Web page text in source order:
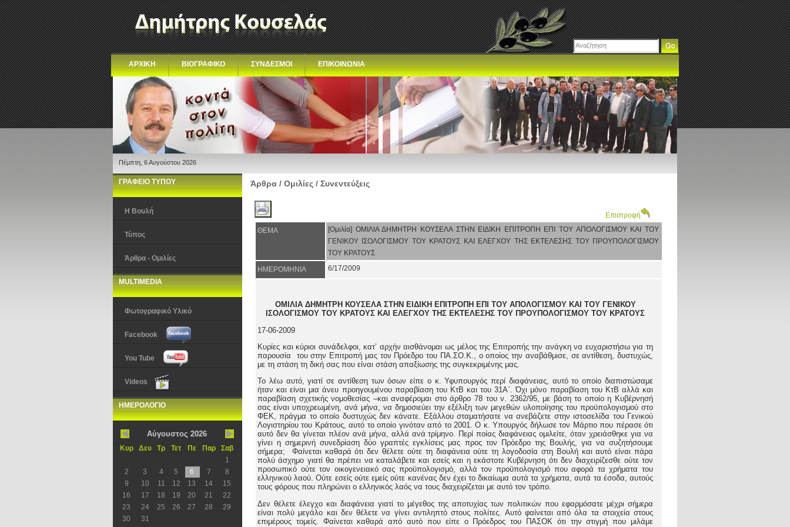
ΑΡΧΙΚΗ ΒΙΟΓΡΑΦΙΚΟ ΣΥΝΔΕΣΜΟΙ ΕΠΙΚΟΙΝΩΝΙΑ
Πέμπτη, 6 Αυγούστου 2026
ΓΡΑΦΕΙΟ ΤΥΠΟΥ
Η Βουλή
Τύπος
Άρθρα - Ομιλίες
MULTIMEDIA
Φωτογραφικό Υλικό
Facebook
You Tube
Videos
ΗΜΕΡΟΛΟΓΙΟ
Αύγουστος 2026
Κυρ Δευ Τρ Τετ Πε Παρ
Σαβ
1
2
3 4 5 6 7
8
9
10 11 12 13 14
15
16
17 18 19 20 21
22
23
24 25 26 27 28
29
30
31
Άρθρα / Ομιλίες / Συνεντεύξεις
Επιστροφή
ΘΕΜΑ
[Ομιλία] ΟΜΙΛΙΑ ΔΗΜΗΤΡΗ ΚΟΥΣΕΛΑ ΣΤΗΝ ΕΙΔΙΚΗ ΕΠΙΤΡΟΠΗ ΕΠΙ ΤΟΥ ΑΠΟΛΟΓΙΣΜΟΥ ΚΑΙ ΤΟΥ
ΓΕΝΙΚΟΥ ΙΣΟΛΟΓΙΣΜΟΥ ΤΟΥ ΚΡΑΤΟΥΣ ΚΑΙ ΕΛΕΓΧΟΥ ΤΗΣ ΕΚΤΕΛΕΣΗΣ ΤΟΥ ΠΡΟΥΠΟΛΟΓΙΣΜΟΥ
ΤΟΥ ΚΡΑΤΟΥΣ
ΗΜΕΡΟΜΗΝΙΑ
6/17/2009
ΟΜΙΛΙΑ ΔΗΜΗΤΡΗ ΚΟΥΣΕΛΑ ΣΤΗΝ ΕΙΔΙΚΗ ΕΠΙΤΡΟΠΗ ΕΠΙ ΤΟΥ ΑΠΟΛΟΓΙΣΜΟΥ ΚΑΙ ΤΟΥ ΓΕΝΙΚΟΥ
ΙΣΟΛΟΓΙΣΜΟΥ ΤΟΥ ΚΡΑΤΟΥΣ ΚΑΙ ΕΛΕΓΧΟΥ ΤΗΣ ΕΚΤΕΛΕΣΗΣ ΤΟΥ ΠΡΟΥΠΟΛΟΓΙΣΜΟΥ ΤΟΥ ΚΡΑΤΟΥΣ
17-06-2009
Κυρίες και κύριοι συνάδελφοι, κατ’ αρχήν αισθάνομαι ως μέλος της Επιτροπής την ανάγκη να ευχαριστήσω για τη
παρουσία
του στην Επιτροπή μας τον Πρόεδρο του ΠΑ.ΣΟ.Κ., ο οποίος την αναβάθμισε, σε αντίθεση, δυστυχώς,
με τη στάση τη δική σας που είναι στάση απαξίωσης της συγκεκριμένης μας.
Το λέω αυτό, γιατί σε αντίθεση των όσων είπε ο κ. Υφυπουργός περί διαφάνειας, αυτό το οποίο διαπιστώσαμε
ήταν και είναι μια άνευ προηγουμένου παραβίαση του ΚτΒ και του 31Α΄. Όχι μόνο παραβίαση του ΚτΒ αλλά και
παραβίαση σχετικής νομοθεσίας –και αναφέρομαι στο άρθρο 78 του ν. 2362/95, με βάση το οποίο η Κυβέρνησή
σας είναι υποχρεωμένη, ανά μήνα, να δημοσιεύει την εξέλιξη των μεγεθών υλοποίησης του προϋπολογισμού στο
ΦΕΚ, πράγμα το οποίο δυστυχώς δεν κάνατε. Εξάλλου σταματήσατε να ανεβάζετε στην ιστοσελίδα του Γενικού
Λογιστηρίου του Κράτους, αυτό το οποίο γινόταν από το 2001. Ο κ. Υπουργός δήλωσε τον Μάρτιο που πέρασε ότι
αυτό δεν θα γίνεται πλέον ανά μήνα, αλλά ανά τρίμηνο. Περί ποίας διαφάνειας ομιλείτε, όταν χρειάσθηκε για να
γίνει η σημερινή συνεδρίαση δύο γραπτές εγκλίσεις μας προς τον Πρόεδρο της Βουλής, για να συζητήσουμε
σήμερα;
Φαίνεται καθαρά ότι δεν θέλετε ούτε τη διαφάνεια ούτε τη λογοδοσία στη Βουλή και αυτό είναι πάρα
πολύ άσχημο γιατί θα πρέπει να καταλάβετε και εσείς και η εκάστοτε Κυβέρνηση ότι δεν διαχειρίζεσθε ούτε τον
προσωπικό ούτε τον οικογενειακό σας προϋπολογισμό, αλλά τον προϋπολογισμό που αφορά τα χρήματα του
ελληνικού λαού. Ούτε εσείς ούτε εμείς ούτε κανένας δεν έχει το δικαίωμα αυτά τα χρήματα, αυτά τα έσοδα, αυτούς
τους φόρους που πληρώνει ο ελληνικός λαός να τους διαχειρίζεται με αυτό τον τρόπο.
Δεν θέλετε έλεγχο και διαφάνεια γιατί το μέγεθος της αποτυχίας των πολιτικών που εφαρμόσατε μέχρι σήμερα
είναι πολύ μεγάλο και δεν θέλετε να γίνει αντιληπτό στους πολίτες. Αυτό φαίνεται από όλα τα στοιχεία στους
επιμέρους τομείς. Φαίνεται καθαρά από αυτό που είπε ο Πρόεδρος του ΠΑΣΟΚ ότι την στιγμή που μιλάμε